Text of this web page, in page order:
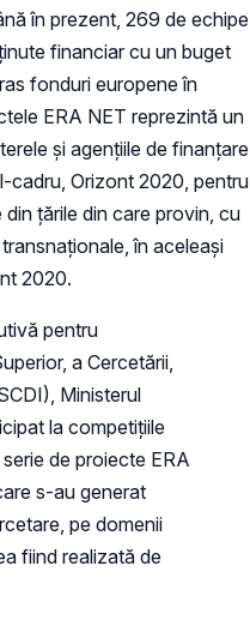
în prezent, 269 de echipe
financiar cu un buget
fonduri europene în
ERA NET reprezintă un
și agențiile de finanțare
cadru, Orizont 2020, pentru
țările din care provin, cu
în aceleași
2020.
pentru
a Cercetării,
Ministerul
la competițiile
de proiecte ERA
s-au generat
pe domenii
fiind realizată de